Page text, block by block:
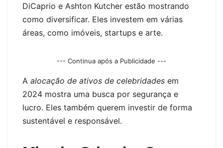
DiCaprio e Ashton Kutcher estão mostrando
como diversificar. Eles investem em várias
áreas, como imóveis, startups e arte.
--- Continua após a Publicidade ---
A alocação de ativos de celebridades em
2024 mostra uma busca por segurança e
lucro. Eles também querem investir de forma
sustentável e responsável.